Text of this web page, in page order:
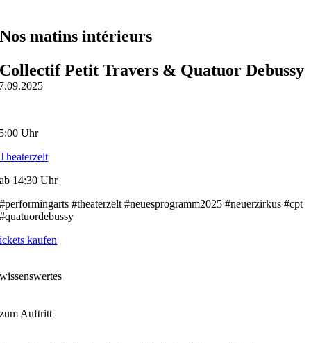
Nos matins intérieurs
Collectif Petit Travers & Quatuor Debussy
Uhr
Theaterzelt
ab 14:30 Uhr
#performingarts #theaterzelt #neuesprogramm2025 #neuerzirkus #cpt
#quatuordebussy
kaufen
wissenswertes
zum Auftritt